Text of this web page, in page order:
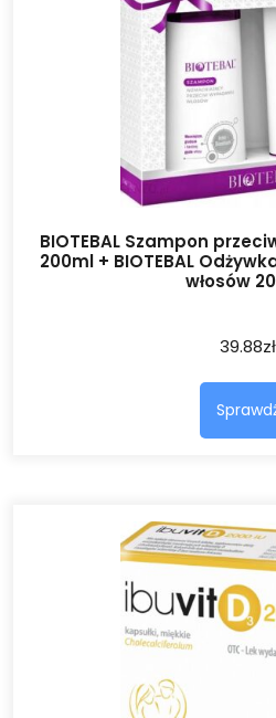
BIOTEBAL Szampon
200ml + BIOTEBAL
włosów
39.88zł